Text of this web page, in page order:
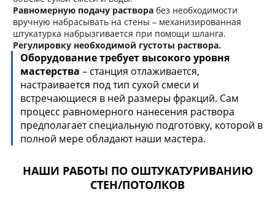
Равномерную подачу раствора без необходимости
вручную набрасывать на стены – механизированная
штукатурка набрызгивается при помощи шланга.
Регулировку необходимой густоты раствора.
Оборудование требует высокого уровня
мастерства – станция отлаживается,
настраивается под тип сухой смеси и
встречающиеся в ней размеры фракций. Сам
процесс равномерного нанесения раствора
предполагает специальную подготовку, которой в
полной мере обладают наши мастера.
НАШИ РАБОТЫ ПО ОШТУКАТУРИВАНИЮ
СТЕН/ПОТОЛКОВ